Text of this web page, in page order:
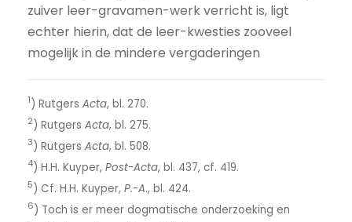
zuiver leer-gravamen-werk verricht is, ligt
echter hierin, dat de leer-kwesties zooveel
mogelijk in de mindere vergaderingen
1) Rutgers Acta, bl. 270.
2) Rutgers Acta, bl. 275.
3) Rutgers Acta, bl. 508.
4) H.H. Kuyper, Post-Acta, bl. 437, cf. 419.
5) Cf. H.H. Kuyper, P.-A., bl. 424.
6) Toch is er meer dogmatische onderzoeking en